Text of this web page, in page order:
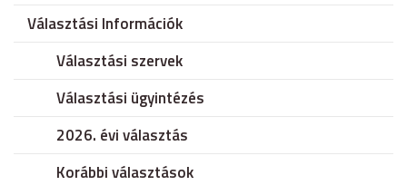
Választási Információk
Választási szervek
Választási ügyintézés
2026. évi választás
Korábbi választások